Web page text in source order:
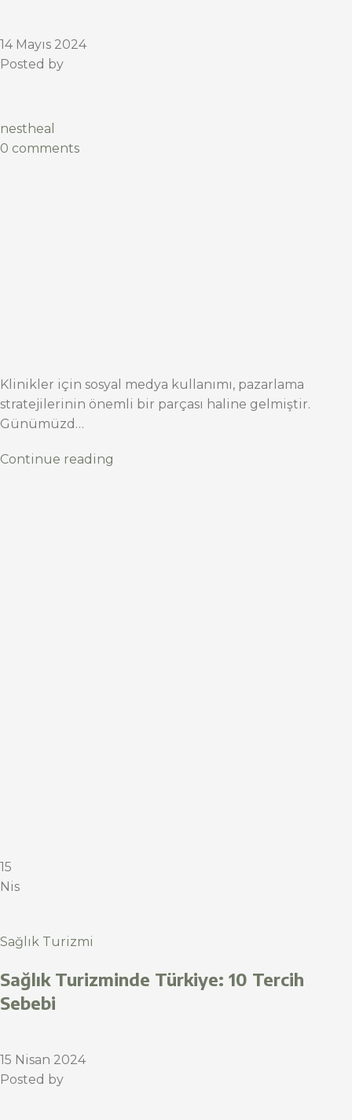
14 Mayıs 2024
Posted by
nestheal
0 comments
Klinikler için sosyal medya kullanımı, pazarlama
stratejilerinin önemli bir parçası haline gelmiştir.
Günümüzd…
Continue reading
15
Nis
Sağlık Turizmi
Sağlık Turizminde Türkiye: 10 Tercih
Sebebi
15 Nisan 2024
Posted by